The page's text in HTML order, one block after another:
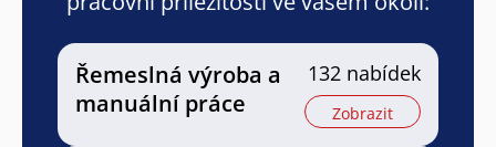
Řemeslná výroba a
manuální práce
132 nabídek
Zobrazit